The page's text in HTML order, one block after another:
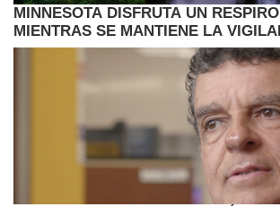
MINNESOTA DISFRUTA UN
MIENTRAS SE MANTIENE LA
LLUVIAS Y CAMBIOS EN EL CLIMA